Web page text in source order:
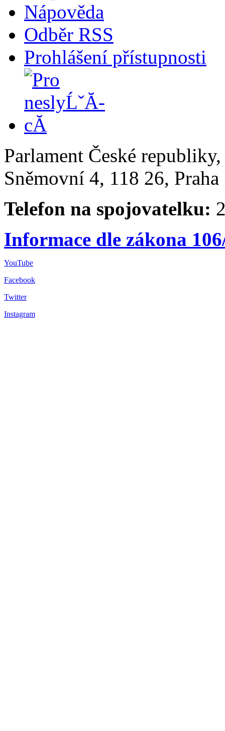
Nápověda
Odběr RSS
Prohlášení přístupnosti
Parlament České
Sněmovní 4, 118 26,
Telefon na spojovatelku:
Informace dle zákona
YouTube
Facebook
Twitter
Instagram